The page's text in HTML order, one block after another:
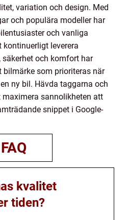
variation och design. Med
och populära modeller har
och vanliga
kontinuerligt leverera
och komfort har
som prioriteras när
ny bil. Hävda taggarna och
sannolikheten att
snippet i Google-
FAQ
kvalitet
tiden?